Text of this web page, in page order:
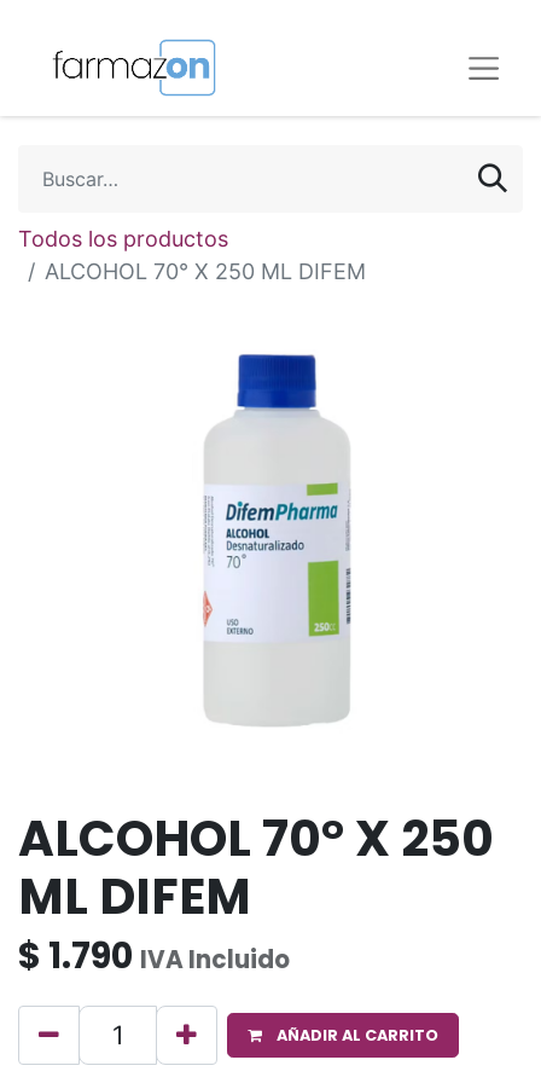
Todos los productos
ALCOHOL 70° X 250 ML DIFEM
ALCOHOL 70° X 250
ML DIFEM
$ 1.790 IVA Incluido
AÑADIR AL CARRITO